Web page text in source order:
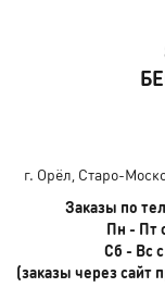
г. Орёл, Старо-
Заказы по
Пн - Пт
Сб - Вс
(заказы через сайт